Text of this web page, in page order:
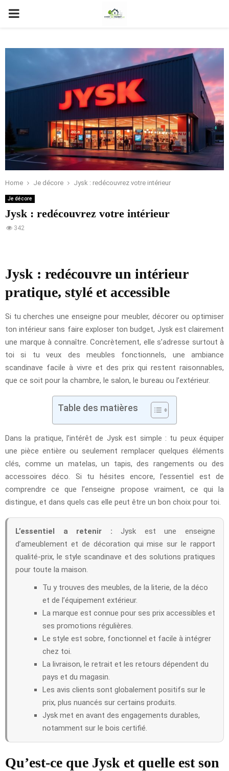
PRIMARY
Home Je décore Jysk : redécouvrez votre intérieur
Je décore
Jysk : redécouvrez votre intérieur
342
Jysk : redécouvre un intérieur
pratique, stylé et accessible
Si tu cherches une enseigne pour meubler, décorer ou optimiser
ton intérieur sans faire exploser ton budget, Jysk est clairement
une marque à connaître. Concrètement, elle s’adresse surtout à
toi si tu veux des meubles fonctionnels, une ambiance
scandinave facile à vivre et des prix qui restent raisonnables,
que ce soit pour la chambre, le salon, le bureau ou l’extérieur.
Table des matières
Dans la pratique, l’intérêt de Jysk est simple : tu peux équiper
une pièce entière ou seulement remplacer quelques éléments
clés, comme un matelas, un tapis, des rangements ou des
accessoires déco. Si tu hésites encore, l’essentiel est de
comprendre ce que l’enseigne propose vraiment, ce qui la
distingue, et dans quels cas elle peut être un bon choix pour toi.
L’essentiel a retenir : Jysk est une enseigne
d’ameublement et de décoration qui mise sur le rapport
qualité-prix, le style scandinave et des solutions pratiques
pour toute la maison.
Tu y trouves des meubles, de la literie, de la déco
et de l’équipement extérieur.
La marque est connue pour ses prix accessibles et
ses promotions régulières.
Le style est sobre, fonctionnel et facile à intégrer
chez toi.
La livraison, le retrait et les retours dépendent du
pays et du magasin.
Les avis clients sont globalement positifs sur le
prix, plus nuancés sur certains produits.
Jysk met en avant des engagements durables,
notamment sur le bois certifié.
Qu’est-ce que Jysk et quelle est son